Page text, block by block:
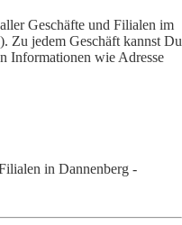
Geschäfte und Filialen im
Zu jedem Geschäft kannst Du
Informationen wie Adresse
in Dannenberg -